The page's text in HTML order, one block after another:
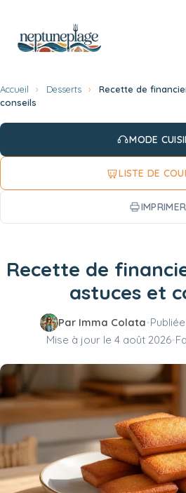
contenu
Accueil › Desserts ›
Recette de
conseils
Recette de
astuces et
MODE
LISTE DE
IMPRIMER
Par Imma Colata•
Mise à jour le 4 août 2026•